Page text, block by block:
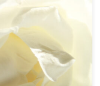
regresar pulsa en la X de
ESC. Arcoíris de